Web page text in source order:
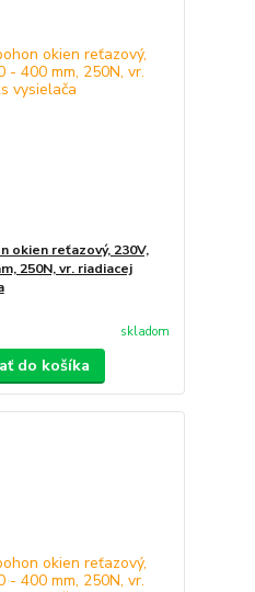
okien reťazový, 230V,
250N, vr. riadiacej
skladom
do košíka